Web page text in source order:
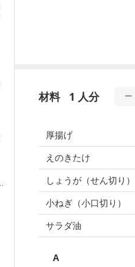
材料 1 人分
厚揚げ
えのきたけ
しょうが（せん切り
小ねぎ（小口切り）
サラダ油
A